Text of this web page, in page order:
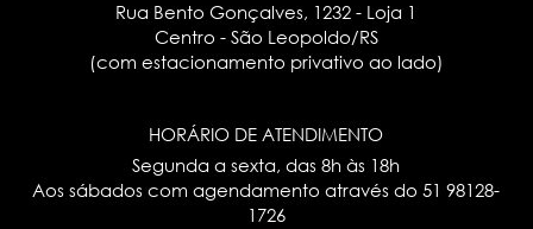
Rua Bento Gonçalves, 1232 - Loja 1
Centro - São Leopoldo/RS
(com estacionamento privativo ao lado)
HORÁRIO DE ATENDIMENTO
Segunda a sexta, das 8h às 18h
Aos sábados com agendamento através do51 98128-
1726